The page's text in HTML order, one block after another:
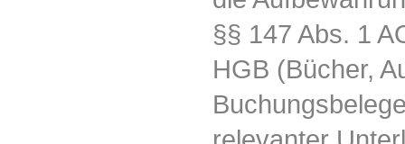
§§ 147 Abs. 1
HGB (Bücher,